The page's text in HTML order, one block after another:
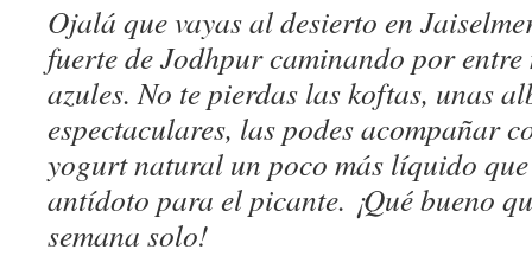
Ojalá que vayas al desierto en
fuerte de Jodhpur caminando por entre
azules. No te pierdas laskoftas, unas
espectaculares, las podes acompañar
yogurt natural un poco más líquido
antídoto para el picante. ¡Qué bueno
semana solo!